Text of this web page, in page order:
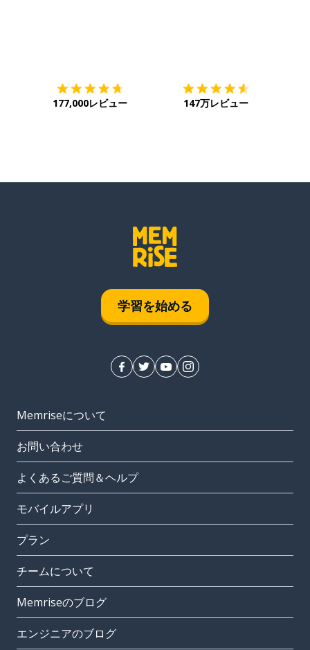
177,000レビュー 147万レビュー
学習を始める
Memriseについて
お問い合わせ
よくあるご質問＆ヘルプ
モバイルアプリ
プラン
チームについて
Memriseのブログ
エンジニアのブログ